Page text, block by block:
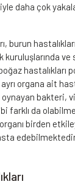
daha çok
burun
kuruluşlarında
hastalıkları
organa ait
oynayan bakteri,
farklı da
birden